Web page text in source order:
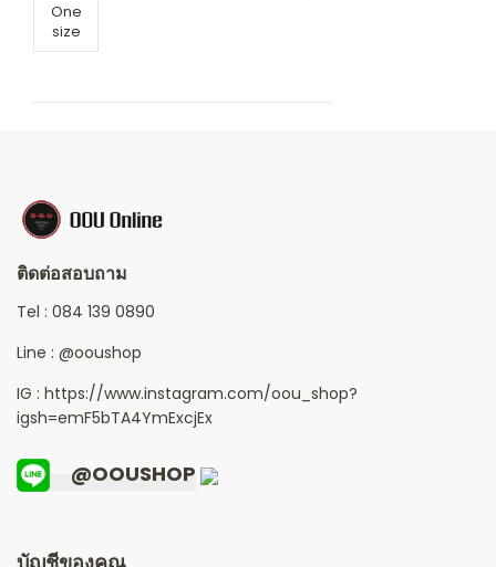
One
size
ติดต่อสอบถาม
Tel : 084 139 0890
Line : @ooushop
IG : https://www.instagram.com/oou_shop?
igsh=emF5bTA4YmExcjEx
@OOUSHOP